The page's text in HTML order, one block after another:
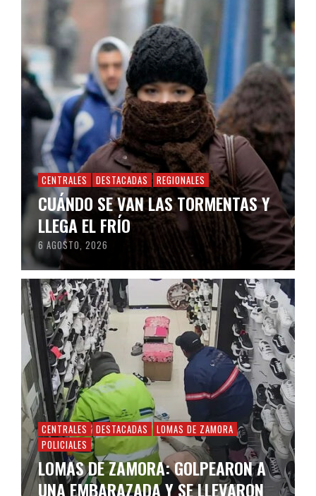
CENTRALES DESTACADAS REGIONALES
CUÁNDO SE VAN LAS TORMENTAS Y
LLEGA EL FRÍO
6 AGOSTO, 2026
CENTRALES DESTACADAS
LOMAS DE ZAMORA
POLICIALES
LOMAS DE ZAMORA: GOLPEARON A
UNA EMBARAZADA Y SE LLEVARON